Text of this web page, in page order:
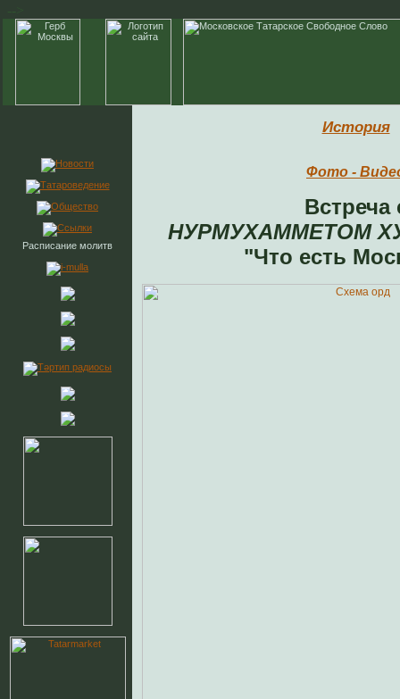
Расписание молитв
История
Фото -
Встреча
НУРМУХАММЕТОМ
"Что есть